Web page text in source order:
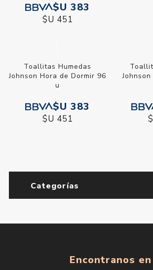
$U 383
$U 451
Toallitas Humedas
Johnson Hora de Dormir 96
u
$U 383
$U 451
Categorías
Encontranos en